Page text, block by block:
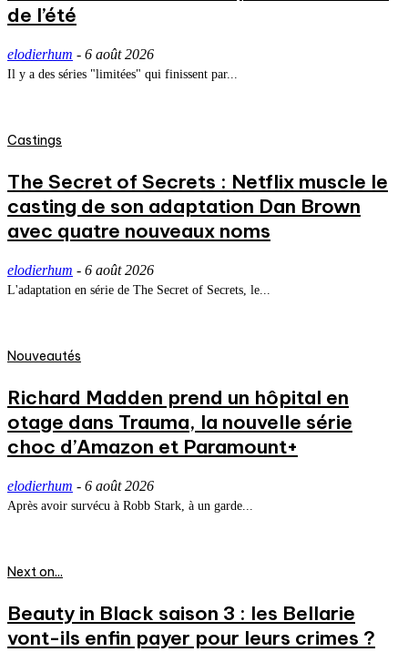
de l’été
elodierhum - 6 août 2026
Il y a des séries "limitées" qui finissent par...
Castings
The Secret of Secrets : Netflix muscle le
casting de son adaptation Dan Brown
avec quatre nouveaux noms
elodierhum - 6 août 2026
L'adaptation en série de The Secret of Secrets, le...
Nouveautés
Richard Madden prend un hôpital en
otage dans Trauma, la nouvelle série
choc d’Amazon et Paramount+
elodierhum - 6 août 2026
Après avoir survécu à Robb Stark, à un garde...
Next on...
Beauty in Black saison 3 : les Bellarie
vont-ils enfin payer pour leurs crimes ?